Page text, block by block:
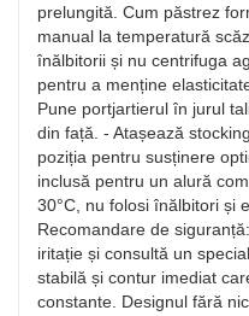
prelungită. Cum păstrez
manual la temperatură
înălbitorii și nu centrifuga
pentru a menține
Pune portjartierul în jurul
din față. - Atașează
poziția pentru susținere
inclusă pentru un alură
30°C, nu folosi înălbitori și
Recomandare de
iritație și consultă un
stabilă și contur imediat
constante. Designul fără